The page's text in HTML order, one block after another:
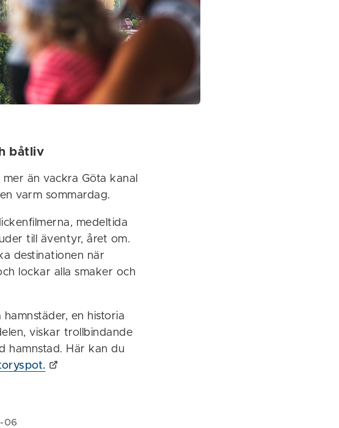
båtliv
än vackra Göta kanal
varm sommardag.
medeltida
till äventyr, året om.
destinationen när
lockar alla smaker och
en historia
viskar trollbindande
hamnstad. Här kan du
06